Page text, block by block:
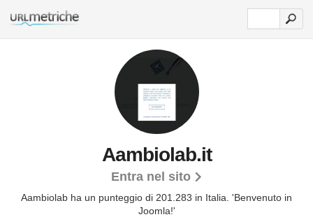
Aambiolab.it
Entra nel sito
Aambiolab ha un punteggio di 201.283 in Italia. 'Benvenuto in
Joomla!'